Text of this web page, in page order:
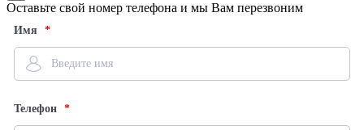
Оставьте свой номер телефона и мы Вам перезвоним
Имя
Телефон